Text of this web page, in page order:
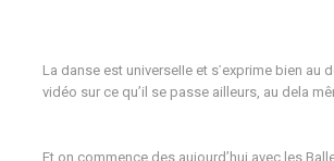
La danse est universelle et s’exprime bien
vidéo sur ce qu’il se passe ailleurs, au dela
Et on commence des aujourd’hui avec les